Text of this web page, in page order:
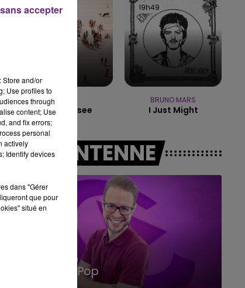
10h00 - 14h00
LE TICKET DE CAISSE
19h53
19h53
La Traversee
19h49
19h49
BRUNO MARS
I Just Might
A L'ANTENNE
14h00 - 15h00
La Radio Pop
Store and/or
Use profiles to
through
content; Use
and fix errors;
personal
actively
Identify devices
dans "Gérer
que pour
situé en
accepter